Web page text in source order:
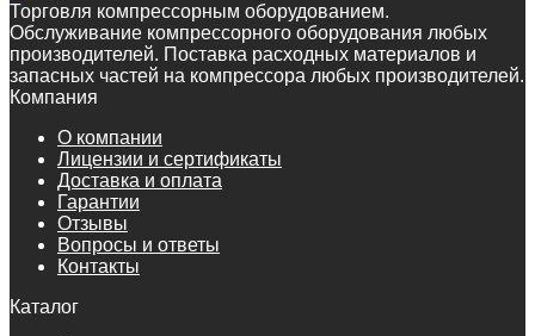
Торговля компрессорным оборудованием.
Обслуживание компрессорного оборудования любых
производителей. Поставка расходных материалов и
запасных частей на компрессора любых производителей.
Компания
О компании
Лицензии и сертификаты
Доставка и оплата
Гарантии
Отзывы
Вопросы и ответы
Контакты
Каталог